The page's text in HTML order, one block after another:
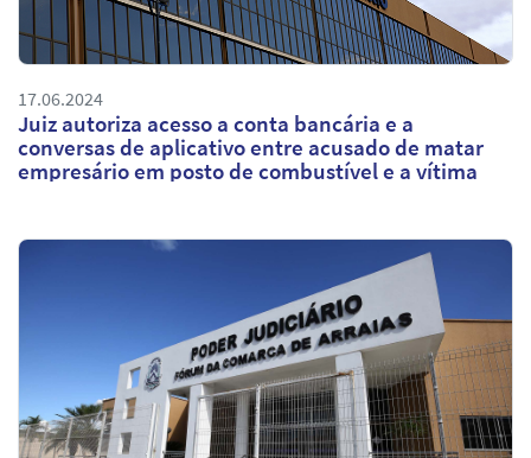
17.06.2024
Juiz autoriza acesso a conta bancária e a
conversas de aplicativo entre acusado de matar
empresário em posto de combustível e a vítima